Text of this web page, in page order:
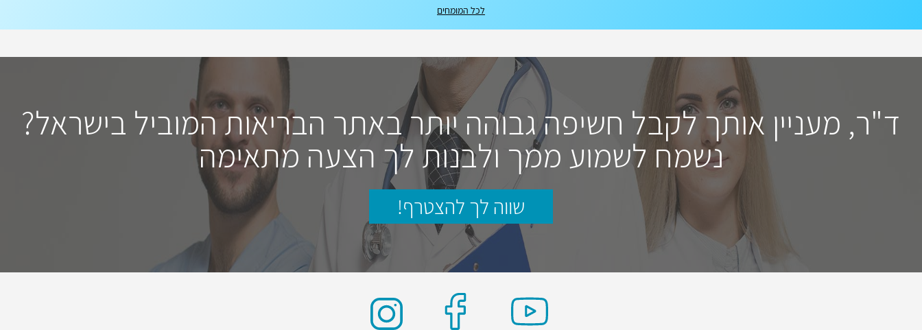
לכל המומחים
ד"ר, מעניין אותך לקבל חשיפה גבוהה יותר באתר הבריאות המוביל בישראל?
נשמח לשמוע ממך ולבנות לך הצעה מתאימה
שווה לך להצטרף!